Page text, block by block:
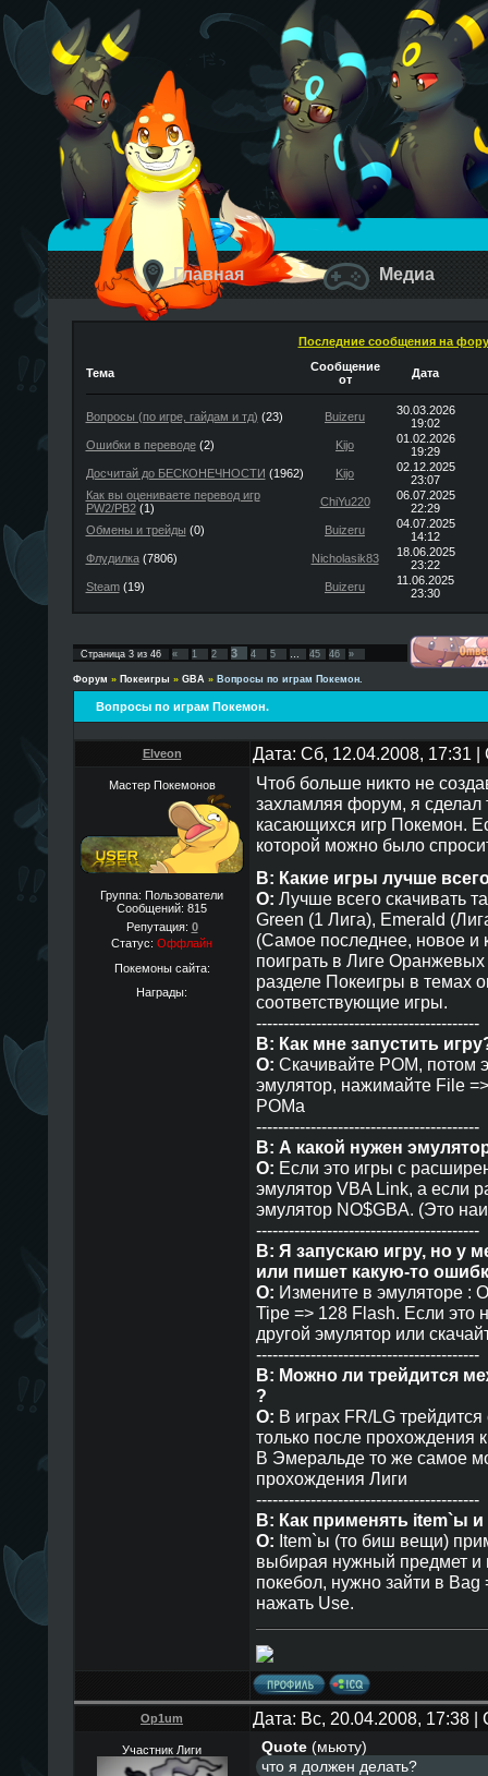
Главная Медиа
Последние сообщения на
Тема
Сообщение
от
Дата
Вопросы (по игре, гайдам и тд) (23) Buizeru
30.03.2026
19:02
Ошибки в переводе(2) Kijo
01.02.2026
19:29
Досчитай до БЕСКОНЕЧНОСТИ (1962) Kijo
02.12.2025
23:07
Как вы оцениваете перевод игр
PW2/PB2(1) ChiYu220
06.07.2025
22:29
Обмены и трейды (0) Buizeru
04.07.2025
14:12
Флудилка(7806) Nicholasik83
18.06.2025
23:22
Steam(19) Buizeru
11.06.2025
23:30
Страница 3из 46 « 1 2 3 4 5 … 45 46 »
Форум » Покеигры » GBA » Вопросы по играм Покемон.
Вопросы по играм Покемон.
Elveon Дата: Сб, 12.04.2008, 17:31
Мастер Покемонов
Группа: Пользователи
Сообщений: 815
Репутация: 0
Статус: Оффлайн
Покемоны сайта:
Награды:
Чтоб больше никто не
захламляя форум, я
касающихся игр Покемон.
которой можно было
В: Какие игры лучше
О: Лучше всего скачивать
Green (1 Лига), Emerald
(Самое последнее, новое и
поиграть в Лиге
разделе Покеигры в темах
соответствующие игры.
-----------------------------------------
В: Как мне запустить
О: Скачивайте РОМ, потом
эмулятор, нажимайте File
РОМа
-----------------------------------------
В: А какой нужен
О: Если это игры с
эмулятор VBA Link, а если
эмулятор NO$GBA. (Это
-----------------------------------------
В: Я запускаю игру, но у
или пишет какую-то
О: Измените в эмуляторе :
Tipe => 128 Flash. Если это
другой эмулятор или
-----------------------------------------
В: Можно ли трейдится
?
О: В играх FR/LG
только после прохождения
В Эмеральде то же самое
прохождения Лиги
-----------------------------------------
В: Как применять item`ы
О: Item`ы (то биш вещи)
выбирая нужный предмет и
покебол, нужно зайти в
нажать Use.
Op1um Дата: Вс, 20.04.2008, 17:38
Участник Лиги Quote(мьюту)
что я должен делать?